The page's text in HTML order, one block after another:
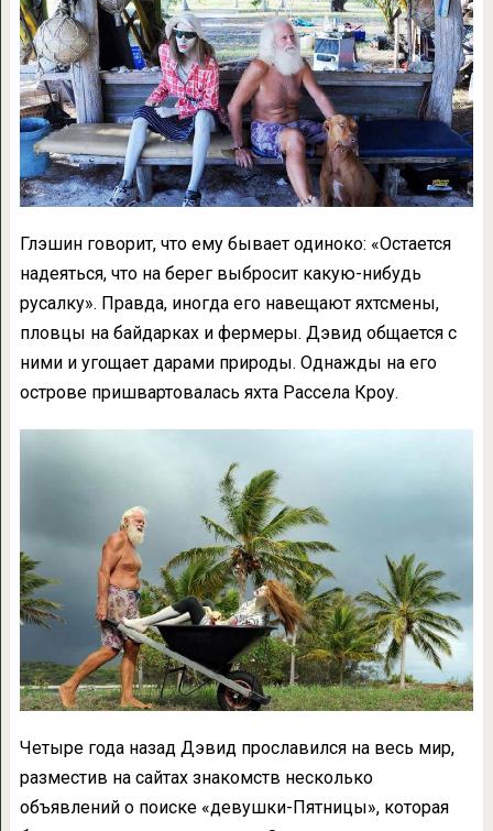
Глэшин говорит, что ему бывает одиноко: «Остается
надеяться, что на берег выбросит какую-нибудь
русалку». Правда, иногда его навещают яхтсмены,
пловцы на байдарках и фермеры. Дэвид общается с
ними и угощает дарами природы. Однажды на его
острове пришвартовалась яхта Рассела Кроу.
Четыре года назад Дэвид прославился на весь мир,
разместив на сайтах знакомств несколько
объявлений о поиске «девушки-Пятницы», которая